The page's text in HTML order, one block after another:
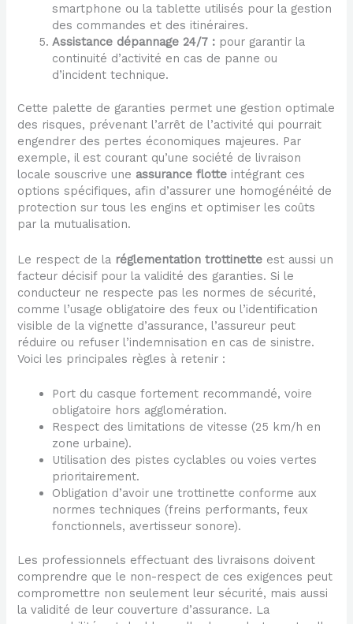
smartphone ou la tablette utilisés pour la gestion
des commandes et des itinéraires.
Assistance dépannage 24/7 : pour garantir la
continuité d’activité en cas de panne ou
d’incident technique.
Cette palette de garanties permet une gestion optimale
des risques, prévenant l’arrêt de l’activité qui pourrait
engendrer des pertes économiques majeures. Par
exemple, il est courant qu’une société de livraison
locale souscrive une assurance flotte intégrant ces
options spécifiques, afin d’assurer une homogénéité de
protection sur tous les engins et optimiser les coûts
par la mutualisation.
Le respect de la réglementation trottinette est aussi un
facteur décisif pour la validité des garanties. Si le
conducteur ne respecte pas les normes de sécurité,
comme l’usage obligatoire des feux ou l’identification
visible de la vignette d’assurance, l’assureur peut
réduire ou refuser l’indemnisation en cas de sinistre.
Voici les principales règles à retenir :
Port du casque fortement recommandé, voire
obligatoire hors agglomération.
Respect des limitations de vitesse (25 km/h en
zone urbaine).
Utilisation des pistes cyclables ou voies vertes
prioritairement.
Obligation d’avoir une trottinette conforme aux
normes techniques (freins performants, feux
fonctionnels, avertisseur sonore).
Les professionnels effectuant des livraisons doivent
comprendre que le non-respect de ces exigences peut
compromettre non seulement leur sécurité, mais aussi
la validité de leur couverture d’assurance. La